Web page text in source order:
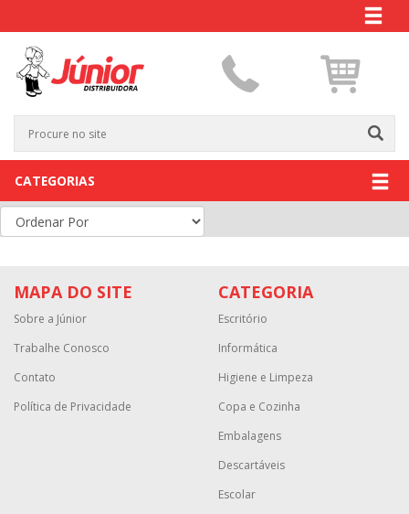
CATEGORIAS
MAPA DO SITE
Sobre a Júnior
Trabalhe Conosco
Contato
Política de Privacidade
CATEGORIA
Escritório
Informática
Higiene e Limpeza
Copa e Cozinha
Embalagens
Descartáveis
Escolar